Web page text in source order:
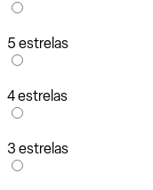
5 estrelas
4 estrelas
3 estrelas